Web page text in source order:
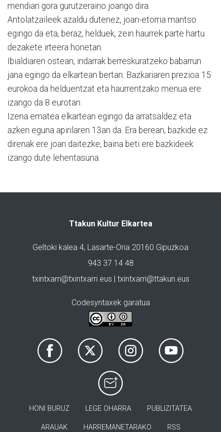
mendian gora gurutzeraino joango dira.
Antolatzaileek azaldu dutenez, joan-etorria mantso
egingo da eta, beraz, helduek, zein haurrek parte hartu
dezakete irteera honetan.
Ibialdiaren ostean, indarrak berreskuratzeko babarrun
jana egingo da elkartean bertan. Bazkariaren prezioa 15
eurokoa da helduentzat eta haurrentzako menua ere
izango da 8 eurotan.
Izena ematea elkartean egingo da arratsaldez eta
azken eguna apirilaren 13an da. Era berean, bazkide ez
direnak ere joan daitezke, baina beti ere bazkideek
izango dute lehentasuna.
Ttakun Kultur Elkartea
Geltoki kalea 4, Lasarte-Oria 20160 Gipuzkoa
943 37 14 48
txintxarri@txintxarri.eus | txintxarri@ttakun.eus
Codesyntaxek garatua
HONI BURUZ LEGE OHARRA PUBLIZITATEA
ARAUAK HARREMANETARAKO RSS